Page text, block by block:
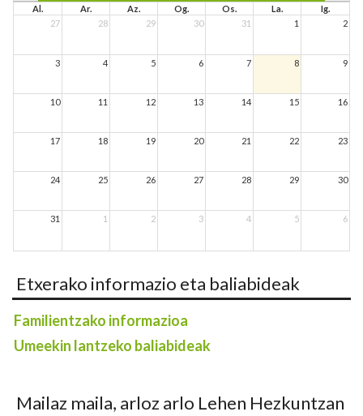
Al. Ar. Az. Og. Os. La.
Ig.
27
28 29 30 31 1 2
3 4 5 6 7 8 9
10 11 12 13 14 15 16
17 18 19 20 21 22 23
24 25 26 27 28 29 30
31 1 2 3 4 5 6
Etxerako informazio eta baliabideak
Familientzako informazioa
Umeekin lantzeko baliabideak
Mailaz maila, arloz arlo Lehen Hezkuntzan